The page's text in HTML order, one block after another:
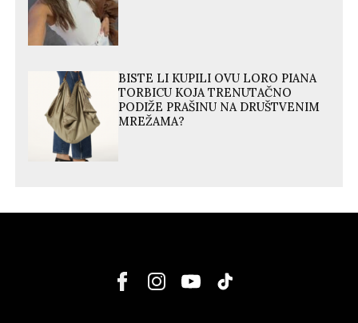
BISTE LI KUPILI OVU LORO PIANA
TORBICU KOJA TRENUTAČNO
PODIŽE PRAŠINU NA DRUŠTVENIM
MREŽAMA?